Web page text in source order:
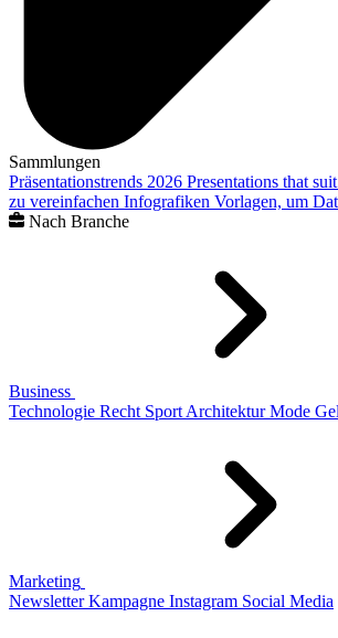
Sammlungen
Präsentationstrends 2026 Presentations that
zu vereinfachen Infografiken Vorlagen, um
Nach Branche
Business
Technologie Recht Sport Architektur Mode
Marketing
Newsletter Kampagne Instagram Social Media